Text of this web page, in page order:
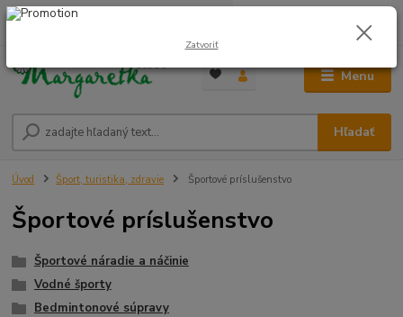
Menu
Hľadať
0948 236 042
0,00 €
Úvod Šport, turistika, zdravie Športové príslušenstvo
Športové príslušenstvo
Športové náradie a náčinie
Vodné športy
Bedmintonové súpravy
Zatvoriť